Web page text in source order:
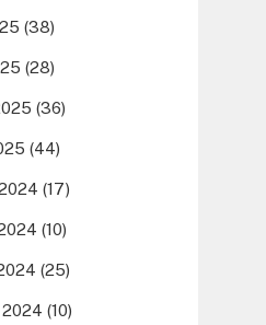
(38)
(28)
(36)
(44)
(17)
(10)
(25)
(10)